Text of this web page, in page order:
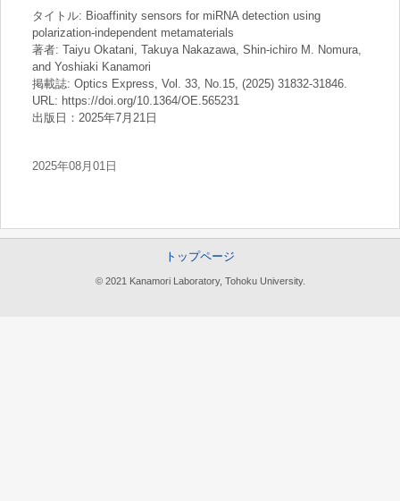
タイトル: Bioaffinity sensors for miRNA detection using
polarization-independent metamaterials
著者: Taiyu Okatani, Takuya Nakazawa, Shin-ichiro M. Nomura,
and Yoshiaki Kanamori
掲載誌: Optics Express, Vol. 33, No.15, (2025) 31832-31846.
URL: https://doi.org/10.1364/OE.565231
出版日：2025年7月21日
2025年08月01日
トップページ
© 2021 Kanamori Laboratory, Tohoku University.